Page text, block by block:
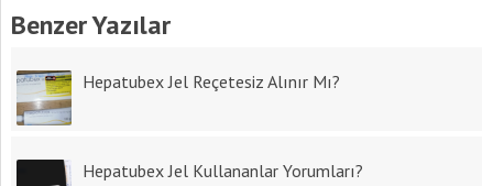
Benzer Yazılar
Hepatubex Jel Reçetesiz Alınır Mı?
Hepatubex Jel Kullananlar Yorumları?